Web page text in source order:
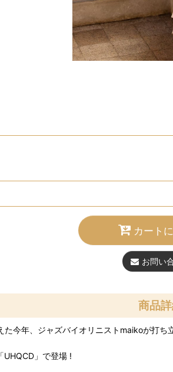
カート
お問い
商品
今年、ジャズバイオリニストmaikoが打ち
」で登場 !